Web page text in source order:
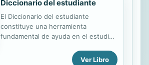
Diccionario del estudiante
El Diccionario del estudiante
constituye una herramienta
fundamental de ayuda en el estudio
alumnos de secundaria y
Ver Libro